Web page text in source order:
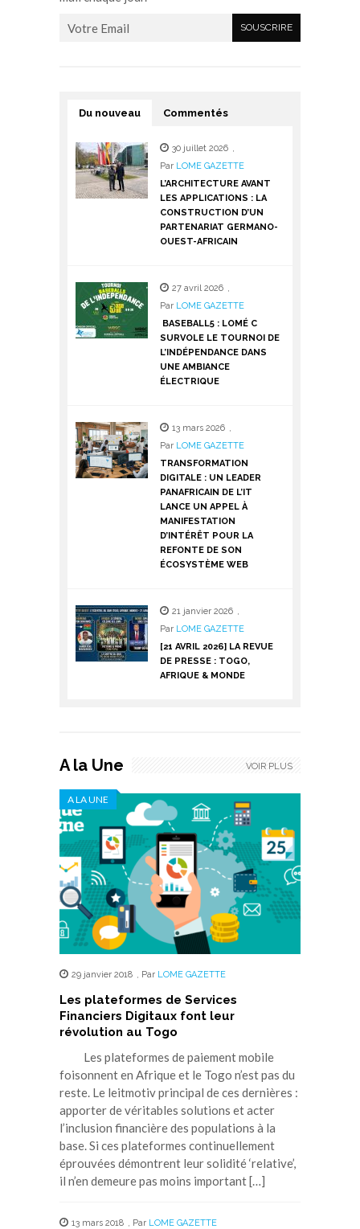
Du nouveau Commentés
30 juillet 2026 ,
Par LOME GAZETTE
L’ARCHITECTURE AVANT
LES APPLICATIONS : LA
CONSTRUCTION D’UN
PARTENARIAT GERMANO-
OUEST-AFRICAIN
27 avril 2026 ,
Par LOME GAZETTE
BASEBALL5 : LOMÉ C
SURVOLE LE TOURNOI DE
L’INDÉPENDANCE DANS
UNE AMBIANCE
ÉLECTRIQUE
13 mars 2026 ,
Par LOME GAZETTE
TRANSFORMATION
DIGITALE : UN LEADER
PANAFRICAIN DE L’IT
LANCE UN APPEL À
MANIFESTATION
D’INTÉRÊT POUR LA
REFONTE DE SON
ÉCOSYSTÈME WEB
21 janvier 2026 ,
Par LOME GAZETTE
[21 AVRIL 2026] LA REVUE
DE PRESSE : TOGO,
AFRIQUE & MONDE
A la Une
A LA UNE
29 janvier 2018 , Par LOME GAZETTE
Les plateformes de Services
Financiers Digitaux font leur
révolution au Togo
Les plateformes de paiement mobile
foisonnent en Afrique et le Togo n’est pas du
reste. Le leitmotiv principal de ces dernières :
apporter de véritables solutions et acter
l’inclusion financière des populations à la
base. Si ces plateformes continuellement
éprouvées démontrent leur solidité ‘relative’,
il n’en demeure pas moins important […]
13 mars 2018 , Par LOME GAZETTE
VOIR PLUS